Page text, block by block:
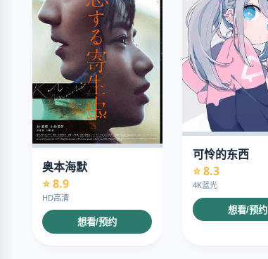
奥本海默
⭐ 8.9
HD高清
想看/预约
可怜的东西
⭐ 8.3
4K蓝光
想看/预约